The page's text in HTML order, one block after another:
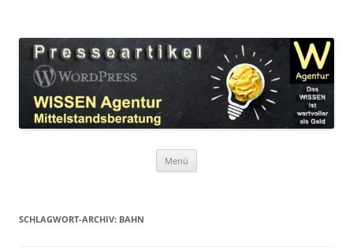
Agentur
Menü
SCHLAGWORT-ARCHIV: BAHN